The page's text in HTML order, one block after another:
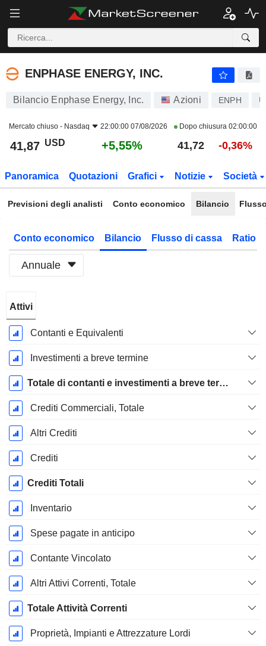
ENPHASE ENERGY, INC.
ENPHASE ENERGY, INC.
Bilancio Enphase Energy, Inc. Azioni ENPH
Mercato chiuso - Nasdaq 22:00:00 07/08/2026 Dopo chiusura 02:00:00
41,87 USD +5,55% 41,72 -0,36%
Panoramica Quotazioni Grafici Notizie Società
Previsioni degli analisti Conto economico Bilancio
Conto economico Bilancio Flusso di cassa Ratio
Annuale
Fiscale:
Dicembre
Attivi
Contanti e Equivalenti
Investimenti a breve termine
Totale di contanti e investimenti a breve termine
Crediti Commerciali, Totale
Altri Crediti
Crediti
Crediti Totali
Inventario
Spese pagate in anticipo
Contante Vincolato
Altri Attivi Correnti, Totale
Totale Attività Correnti
Proprietà, Impianti e Attrezzature Lordi